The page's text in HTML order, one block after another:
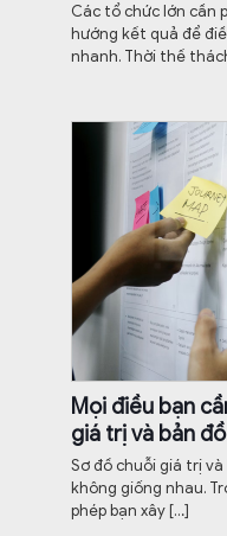
Các tổ chức lớn cần
hướng kết quả để
nhanh. Thời thế
Mọi điều bạn
giá trị và bản
Sơ đồ chuỗi giá trị
không giống nhau.
phép bạn xây[…]